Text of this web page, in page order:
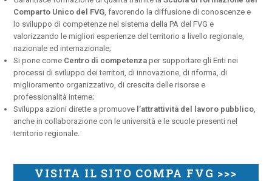
Comparto Unico del FVG , favorendo la diffusione di conoscenze e
lo sviluppo di competenze nel sistema della PA del FVG e
valorizzando le migliori esperienze del territorio a livello regionale,
nazionale ed internazionale;
Si pone come Centro di competenza per supportare gli Enti nei
processi di sviluppo dei territori, di innovazione, di riforma, di
miglioramento organizzativo, di crescita delle risorse e
professionalità interne;
Sviluppa azioni dirette a promuove l’attrattività del lavoro pubblico
anche in collaborazione con le università e le scuole presenti nel
territorio regionale.
VISITA IL SITO COMPA FVG >>>